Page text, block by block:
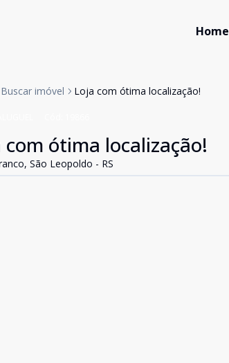
Home
Buscar imóvel Loja com ótima localização!
com ótima localização!
São Leopoldo - RS